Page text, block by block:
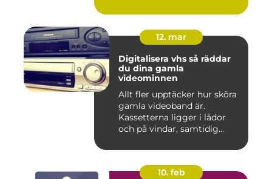
12. mar
Digitalisera vhs så räddar
du dina gamla
videominnen
Allt fler upptäcker hur sköra
gamla videoband är.
Kassetterna ligger i lådor
och på vindar, samtidig...
10. feb